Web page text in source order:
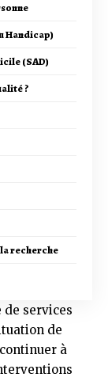
Handicap)
(SAD)
?
recherche
de services
de
à